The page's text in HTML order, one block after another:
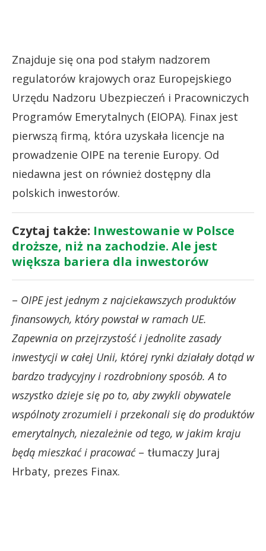
Znajduje się ona pod stałym nadzorem
regulatorów krajowych oraz Europejskiego
Urzędu Nadzoru Ubezpieczeń i Pracowniczych
Programów Emerytalnych (EIOPA). Finax jest
pierwszą firmą, która uzyskała licencje na
prowadzenie OIPE na terenie Europy. Od
niedawna jest on również dostępny dla
polskich inwestorów.
Czytaj także: Inwestowanie w Polsce
droższe, niż na zachodzie. Ale jest
większa bariera dla inwestorów
– OIPE jest jednym z najciekawszych produktów
finansowych, który powstał w ramach UE.
Zapewnia on przejrzystość i jednolite zasady
inwestycji w całej Unii, której rynki działały dotąd w
bardzo tradycyjny i rozdrobniony sposób. A to
wszystko dzieje się po to, aby zwykli obywatele
wspólnoty zrozumieli i przekonali się do produktów
emerytalnych, niezależnie od tego, w jakim kraju
będą mieszkać i pracować– tłumaczy Juraj
Hrbaty, prezes Finax.